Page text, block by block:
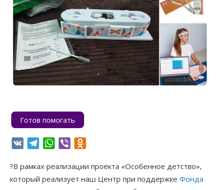
Готов помогать
VK TelegramWhatsApp
Viber
?В рамках реализации проекта «Особенное детство»,
который реализует наш Центр при поддержке Фонда